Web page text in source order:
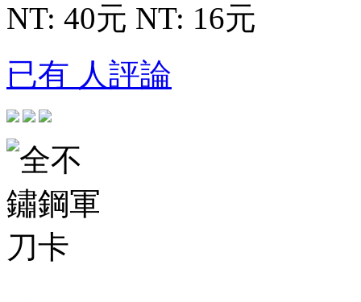
NT: 40元 NT: 16元
已有 人評論